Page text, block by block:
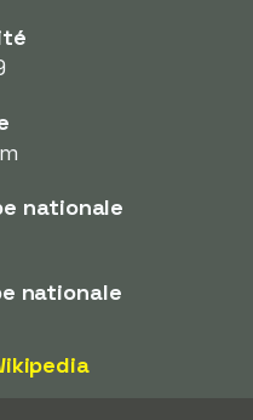
nationale
nationale